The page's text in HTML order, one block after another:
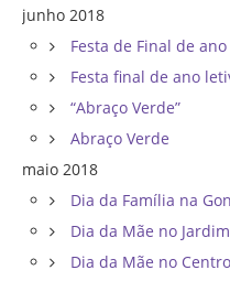
junho 2018
Festa de Final de
Festa final de ano
“Abraço Verde”
Abraço Verde
maio 2018
Dia da Família na
Dia da Mãe no
Dia da Mãe no